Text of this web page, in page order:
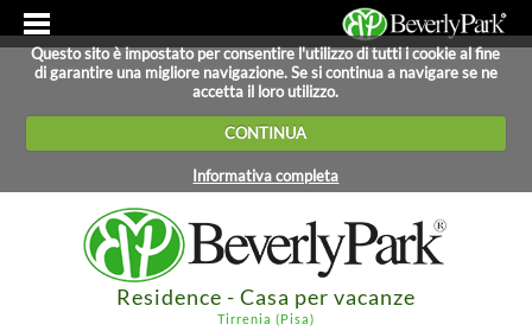
Questo sito è impostato per consentire l'utilizzo di tutti i cookie al fine
di garantire una migliore navigazione. Se si continua a navigare se ne
accetta il loro utilizzo.
CONTINUA
Informativa completa
Residence - Casa per vacanze
Tirrenia (Pisa)